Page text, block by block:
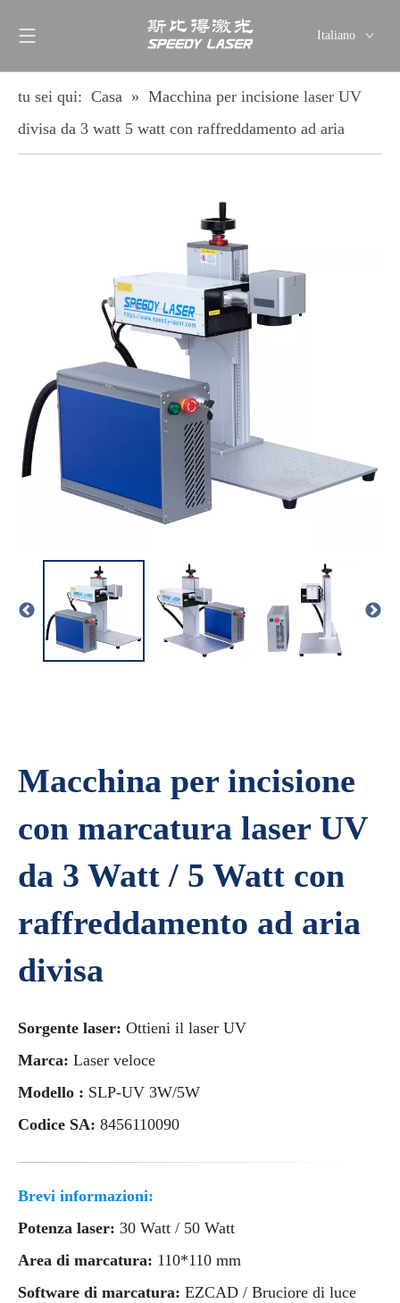
Italiano
简体中文
tu sei qui: Casa » Macchina per incisione laser UV
divisa da 3 watt 5 watt con raffreddamento ad aria
Macchina per incisione
con marcatura laser UV
da 3 Watt / 5 Watt con
raffreddamento ad aria
divisa
Sorgente laser: Ottieni il laser UV
Marca: Laser veloce
Modello : SLP-UV 3W/5W
Codice SA: 8456110090
Brevi informazioni:
Potenza laser: 30 Watt / 50 Watt
Area di marcatura: 110*110 mm
Software di marcatura: EZCAD / Bruciore di luce